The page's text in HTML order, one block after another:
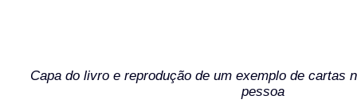
Capa do livro e reprodução de um exemplo de cartas
pessoa